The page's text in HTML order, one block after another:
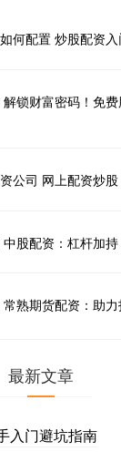
何配置 炒股配资
锁财富密码！免
公司 网上配资炒
股配资：杠杆加
熟期货配资：助
最新文章
入门避坑指南